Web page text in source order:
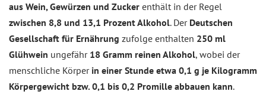
aus Wein, Gewürzen und Zucker enthält in der Regel
zwischen 8,8 und 13,1 Prozent Alkohol. Der Deutschen
Gesellschaft für Ernährung zufolge enthalten 250 ml
Glühwein ungefähr 18 Gramm reinen Alkohol, wobei der
menschliche Körper in einer Stunde etwa 0,1 g je Kilogramm
Körpergewicht bzw. 0,1 bis 0,2 Promille abbauen kann.